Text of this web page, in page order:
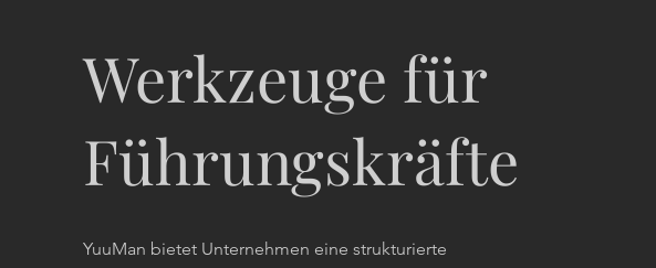
Werkzeuge für
Führungskräfte
YuuMan bietet Unternehmen eine strukturierte